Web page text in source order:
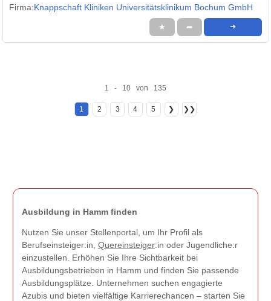
Firma:Knappschaft Kliniken Universitätsklinikum Bochum GmbH
★ ➦ ➜
1 - 10 von 135
1 2 3 4 5 ❯ ❯❯
Ausbildung in Hamm finden
Nutzen Sie unser Stellenportal, um Ihr Profil als
Berufseinsteiger:in, Quereinsteiger:in oder Jugendliche:r
einzustellen. Erhöhen Sie Ihre Sichtbarkeit bei
Ausbildungsbetrieben in Hamm und finden Sie passende
Ausbildungsplätze. Unternehmen suchen engagierte
Azubis und bieten vielfältige Karrierechancen – starten Sie